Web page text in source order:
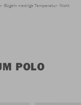
Bügeln niedrige Temperatur Nicht
POLO